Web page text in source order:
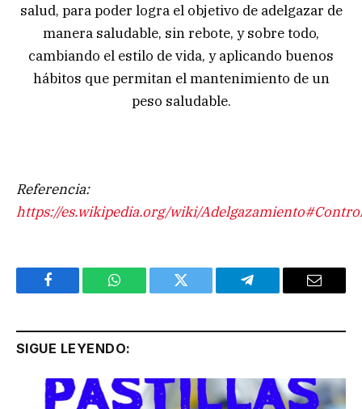
salud, para poder logra el objetivo de adelgazar de
manera saludable, sin rebote, y sobre todo,
cambiando el estilo de vida, y aplicando buenos
hábitos que permitan el mantenimiento de un
peso saludable.
Referencia:
https://es.wikipedia.org/wiki/
Facebook WhatsApp Twitter Telegram Email
SIGUE LEYENDO: